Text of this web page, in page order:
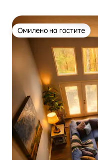
Омилено на гостите
Омилено на гостите